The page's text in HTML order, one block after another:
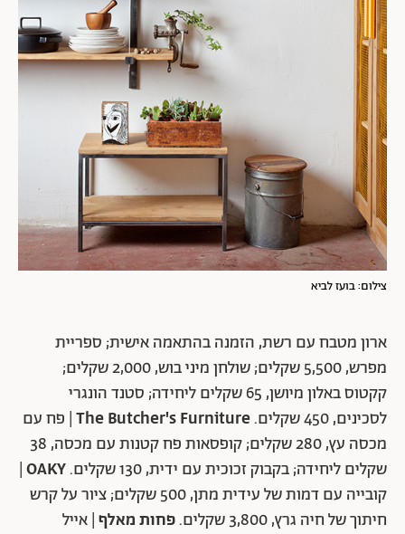
צילום: בועז לביא
ארון מטבח עם רשת, הזמנה בהתאמה אישית; ספריית
מפרש, 5,500 שקלים; שולחן מיני בוש, 2,000 שקלים;
קקטוס באלון מיושן, 65 שקלים ליחידה; סטנד הונגרי
לסכינים, 450 שקלים.
The Butcher's Furniture | פח עם
מכסה עץ, 280 שקלים; קופסאות פח קטנות עם מכסה, 38
שקלים ליחידה; בקבוק זכוכית עם ידית, 130 שקלים.
OAKY
קובייה עם דמות של עידית מתן, 500 שקלים; ציור על קרש
חיתוך של חיה גרץ, 3,800 שקלים.
פחות מאלף | אייל